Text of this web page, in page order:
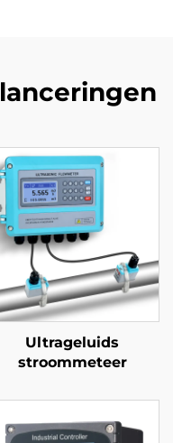
Ultrageluids
stroommeteer